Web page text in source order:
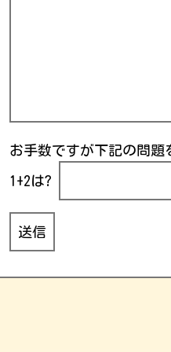
お手数ですが下記の問題
1+2は?